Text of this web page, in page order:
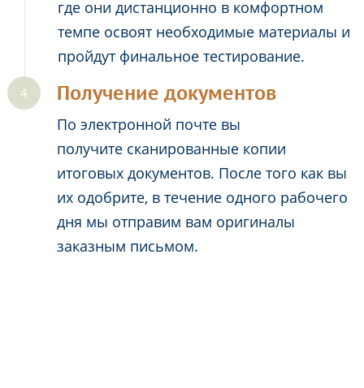
где они дистанционно в комфортном
темпе освоят необходимые материалы и
пройдут финальное тестирование.
Получение документов
По электронной почте вы
получите сканированные копии
итоговых документов. После того как вы
их одобрите, в течение одного рабочего
дня мы отправим вам оригиналы
заказным письмом.